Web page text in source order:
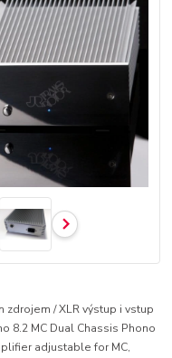
/ XLR výstup i vstup
MC Dual Chassis Phono
adjustable for MC,